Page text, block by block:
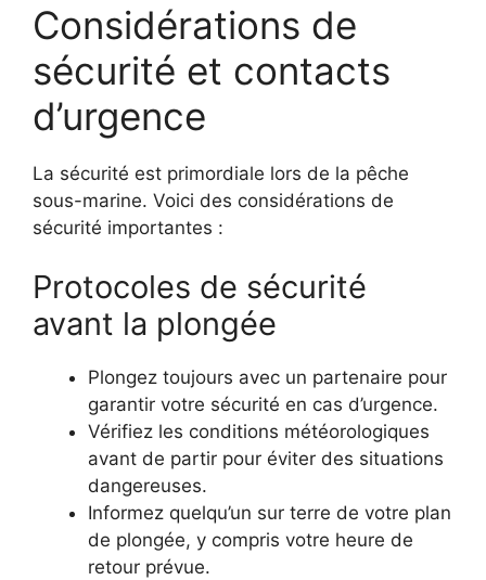
Considérations de
sécurité et contacts
d’urgence
La sécurité est primordiale lors de la pêche
sous-marine. Voici des considérations de
sécurité importantes :
Protocoles de sécurité
avant la plongée
Plongez toujours avec un partenaire pour
garantir votre sécurité en cas d’urgence.
Vérifiez les conditions météorologiques
avant de partir pour éviter des situations
dangereuses.
Informez quelqu’un sur terre de votre plan
de plongée, y compris votre heure de
retour prévue.